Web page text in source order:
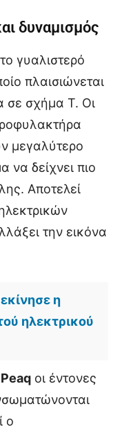
δυναμισμός
γυαλιστερό
πλαισιώνεται
σε σχήμα Τ. Οι
μεγαλύτερο
να δείχνει πιο
Αποτελεί
την εικόνα
η
ηλεκτρικού
Peaq οι έντονες
ο